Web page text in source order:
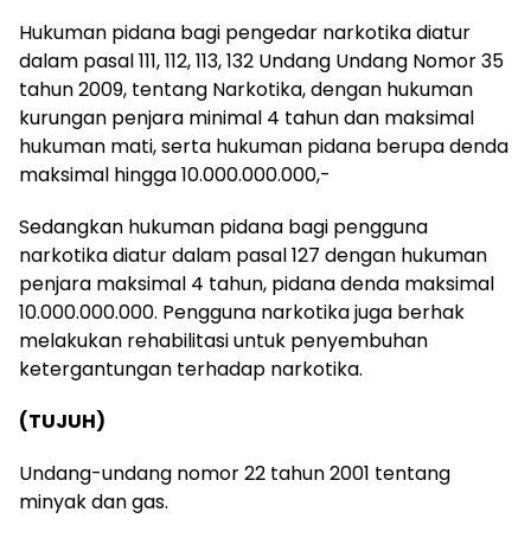
Hukuman pidana bagi pengedar narkotika diatur
dalam pasal 111, 112, 113, 132 Undang Undang Nomor 35
tahun 2009, tentang Narkotika, dengan hukuman
kurungan penjara minimal 4 tahun dan maksimal
hukuman mati, serta hukuman pidana berupa denda
maksimal hingga 10.000.000.000,-
Sedangkan hukuman pidana bagi pengguna
narkotika diatur dalam pasal 127 dengan hukuman
penjara maksimal 4 tahun, pidana denda maksimal
10.000.000.000. Pengguna narkotika juga berhak
melakukan rehabilitasi untuk penyembuhan
ketergantungan terhadap narkotika.
(TUJUH)
Undang-undang nomor 22 tahun 2001 tentang
minyak dan gas.